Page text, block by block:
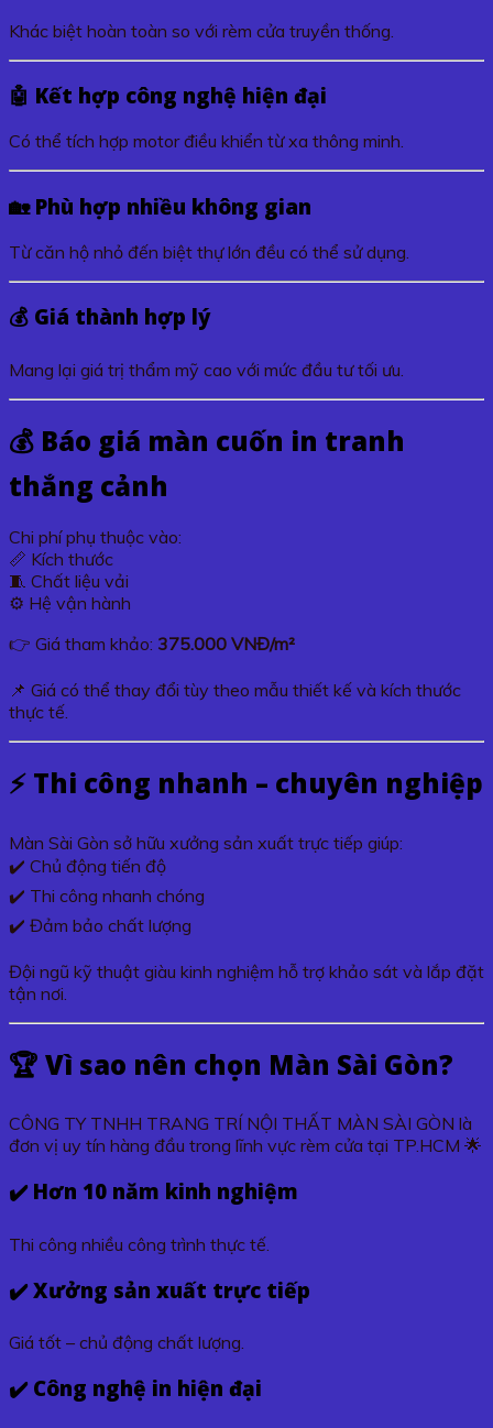
Khác biệt hoàn toàn so với rèm cửa truyền thống.
🤖 Kết hợp công nghệ hiện đại
Có thể tích hợp motor điều khiển từ xa thông minh.
🏡 Phù hợp nhiều không gian
Từ căn hộ nhỏ đến biệt thự lớn đều có thể sử dụng.
💰 Giá thành hợp lý
Mang lại giá trị thẩm mỹ cao với mức đầu tư tối ưu.
💰 Báo giá màn cuốn in tranh
thắng cảnh
Chi phí phụ thuộc vào:
📏 Kích thước
🧵 Chất liệu vải
⚙️ Hệ vận hành
👉 Giá tham khảo: 375.000 VNĐ/m²
📌 Giá có thể thay đổi tùy theo mẫu thiết kế và kích thước
thực tế.
⚡ Thi công nhanh – chuyên nghiệp
Màn Sài Gòn sở hữu xưởng sản xuất trực tiếp giúp:
✔️ Chủ động tiến độ
✔️ Thi công nhanh chóng
✔️ Đảm bảo chất lượng
Đội ngũ kỹ thuật giàu kinh nghiệm hỗ trợ khảo sát và lắp đặt
tận nơi.
🏆 Vì sao nên chọn Màn Sài Gòn?
CÔNG TY TNHH TRANG TRÍ NỘI THẤT MÀN SÀI GÒN là
đơn vị uy tín hàng đầu trong lĩnh vực rèm cửa tại TP.HCM 🌟
✔️ Hơn 10 năm kinh nghiệm
Thi công nhiều công trình thực tế.
✔️ Xưởng sản xuất trực tiếp
Giá tốt – chủ động chất lượng.
✔️ Công nghệ in hiện đại